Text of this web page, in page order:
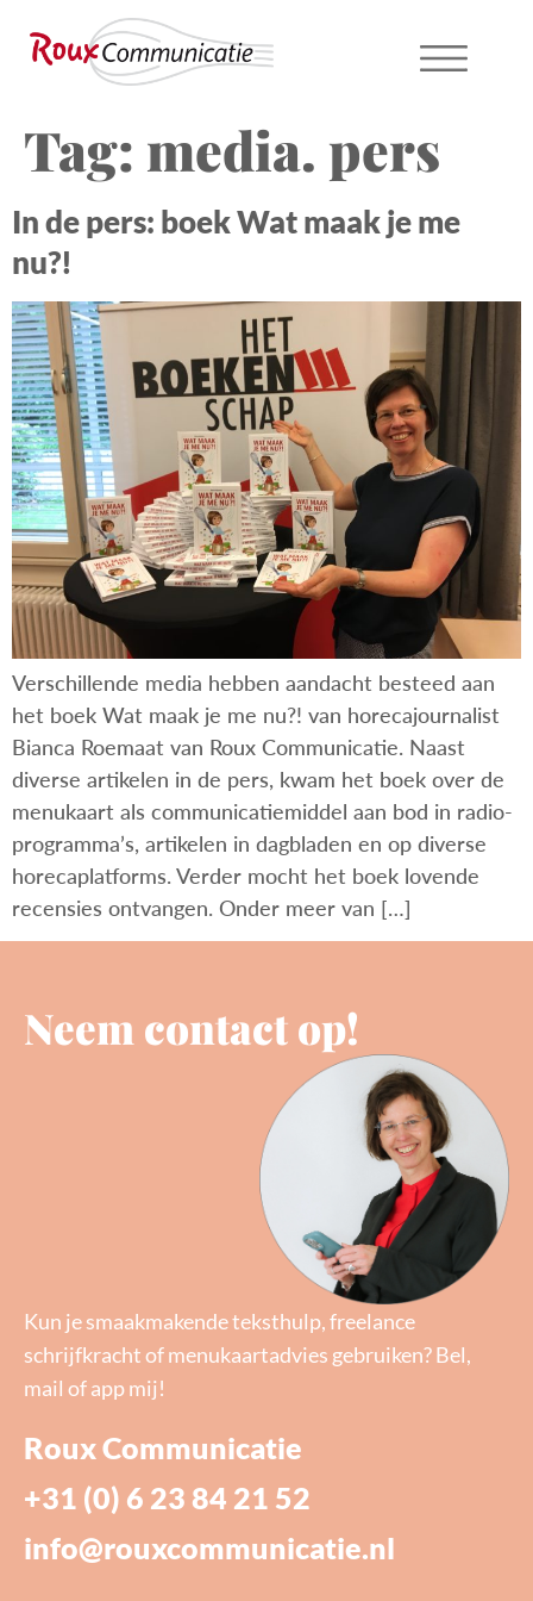
Tag: media. pers
In de pers: boek Wat maak je me
nu?!
Verschillende media hebben aandacht besteed aan
het boek Wat maak je me nu?! van horecajournalist
Bianca Roemaat van Roux Communicatie. Naast
diverse artikelen in de pers, kwam het boek over de
menukaart als communicatiemiddel aan bod in radio-
programma’s, artikelen in dagbladen en op diverse
horecaplatforms. Verder mocht het boek lovende
recensies ontvangen. Onder meer van […]
Neem contact op!
Kun je smaakmakende teksthulp, freelance
schrijfkracht of menukaartadvies gebruiken? Bel,
mail of app mij!
Roux Communicatie
+31 (0) 6 23 84 21 52
info@rouxcommunicatie.nl